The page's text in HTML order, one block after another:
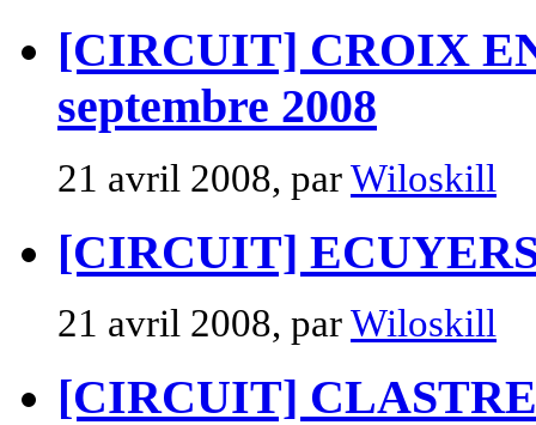
[CIRCUIT] CROIX
septembre 2008
21 avril 2008, parWiloskill
[CIRCUIT] ECUYERS
21 avril 2008, parWiloskill
[CIRCUIT]